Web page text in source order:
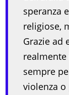
speranza
religiose,
Grazie ad
sempre
violenza o